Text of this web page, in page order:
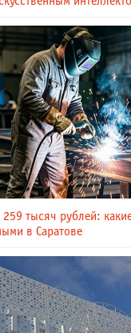
тысяч рублей:
в Саратове